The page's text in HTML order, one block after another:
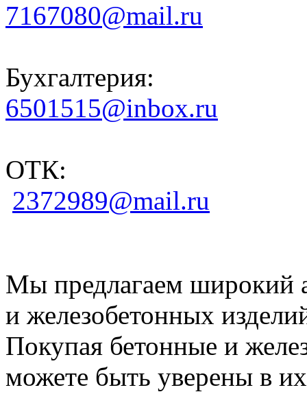
7167080@mail.ru
Бухгалтерия:
6501515@inbox.ru
ОТК:
2372989@mail.ru
Мы предлагаем широкий
и железобетонных
Покупая бетонные и
можете быть уверены в их